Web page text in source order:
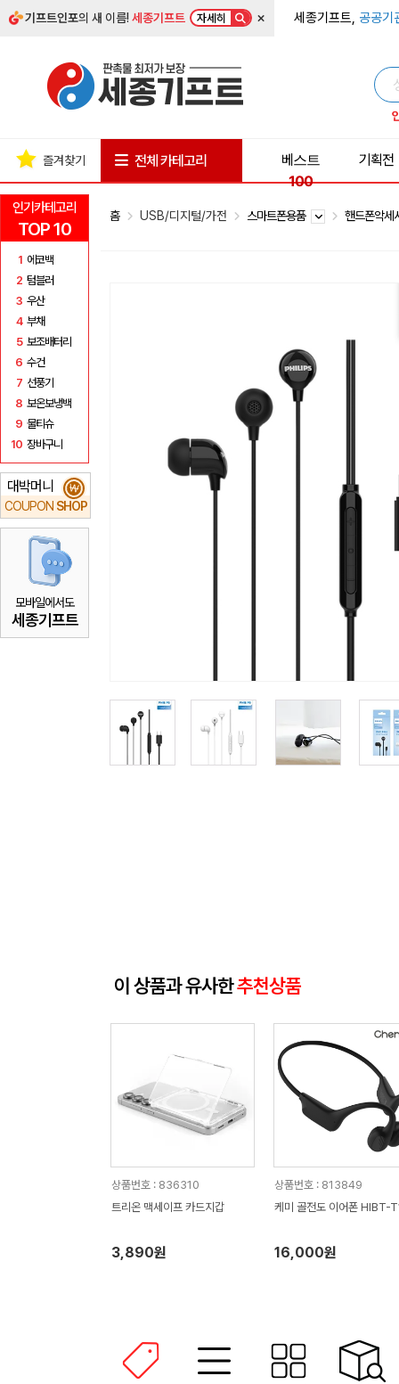
기프트인포의 새 이름!세종기프트 자세히 × 세종기프트, 공공기
인기카테고리
TOP 10
1 에코백
2 텀블러
3 우산
4 부채
5 보조배터리
6 수건
7 선풍기
8 보온보냉백
9 물티슈
10 장바구니
대박머니
COUPON SHOP
₩
모바일에서도
세종기프트
즐겨찾기 전체 카테고리
베스트
100
기획전
홈 USB/디지털/가전 스마트폰용품 핸드폰악
이 상품과 유사한추천상품
상품번호 : 836310
트리온 맥세이프 카드지갑
3,890원
상품번호 : 813849
케미 골전도 이어폰 HIBT-
16,000원